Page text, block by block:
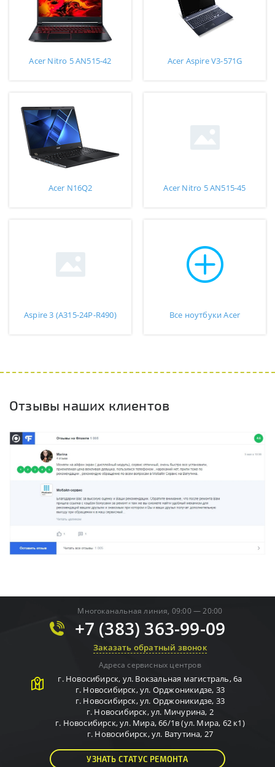
Acer Nitro 5 AN515-42 Acer Aspire V3-571G
Acer N16Q2 Acer Nitro 5 AN515-45
Aspire 3 (A315-24P-R490) Все ноутбуки Acer
Отзывы наших клиентов
Многоканальная линия, 09:00 — 20:00
+7 (383) 363-99-09
Заказать обратный звонок
Адреса сервисных центров
г. Новосибирск, ул. Вокзальная магистраль, 6а
г. Новосибирск,ул. Орджоникидзе, 33
г. Новосибирск,ул. Орджоникидзе, 33
г. Новосибирск,ул. Мичурина, 2
г. Новосибирск,ул. Мира, 66/1в (ул. Мира, 62 к1)
г. Новосибирск,ул. Ватутина, 27
УЗНАТЬ СТАТУС РЕМОНТА